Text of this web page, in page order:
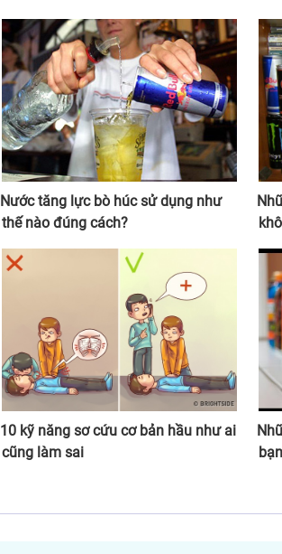
Nước tăng lực bò húc sử dụng như
thế nào đúng cách?
10 kỹ năng sơ cứu cơ bản hầu như ai
cũng làm sai